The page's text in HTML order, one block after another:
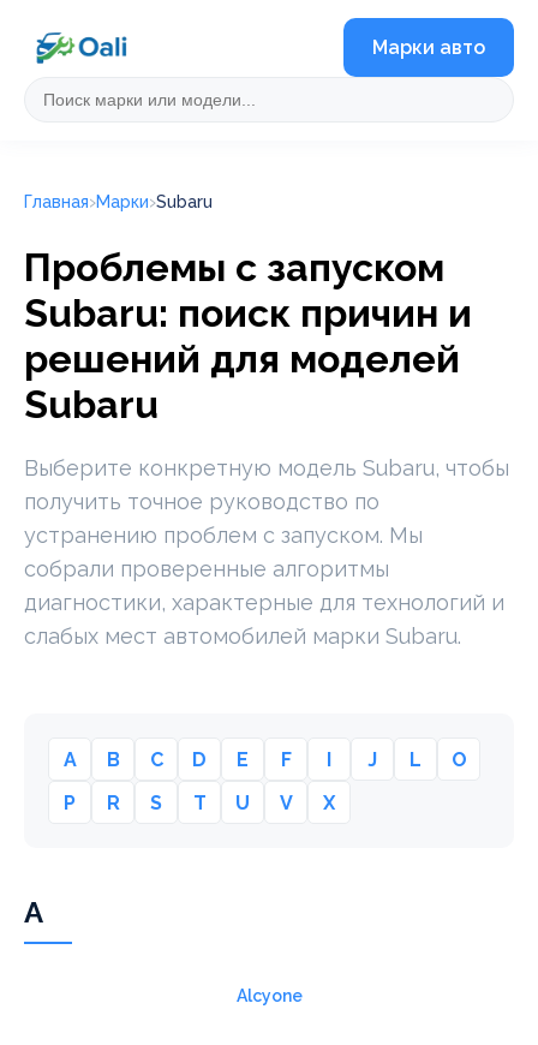
Марки авто
Главная Марки Subaru
Проблемы с запуском
Subaru: поиск причин и
решений для моделей
Subaru
Выберите конкретную модель Subaru, чтобы
получить точное руководство по
устранению проблем с запуском. Мы
собрали проверенные алгоритмы
диагностики, характерные для технологий и
слабых мест автомобилей марки Subaru.
A B C D E F I J L
O
P
R S T U V X
A
Alcyone